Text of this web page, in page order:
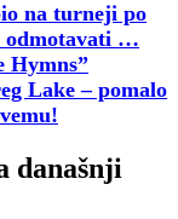
na turneji po
odmotavati …
Hymns”
Lake – pomalo
današnji